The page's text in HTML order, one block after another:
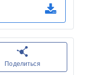
Поделиться